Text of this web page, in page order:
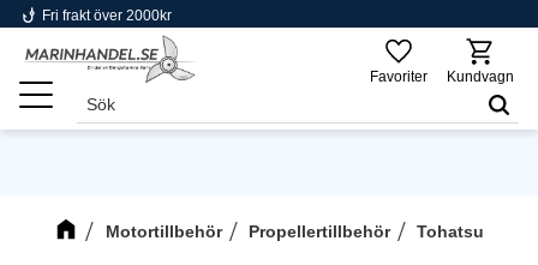
Meny
phishing Fri frakt över 2000kr
Favoriter Kundvagn
Motortillbehör Propellertillbehör Tohatsu